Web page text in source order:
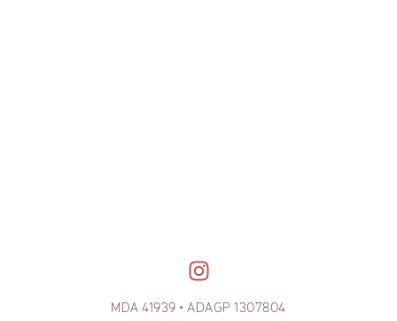
MDA 41939 • ADAGP 1307804